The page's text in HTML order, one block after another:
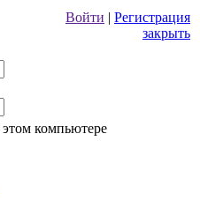
Войти | Регистрация
закрыть
компьютере